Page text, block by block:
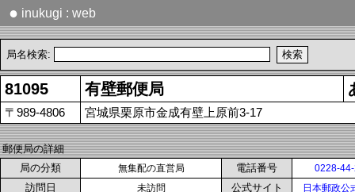
● inukugi : web
局名検索:
81095 有壁郵便局
〒989-4806 宮城県栗原市金成有壁上原前3-17
郵便局の詳細
局の分類
無集配の直営局 電話番号 0228-
訪問日 未訪問 公式サイト 日本郵政公